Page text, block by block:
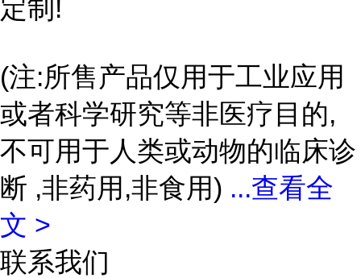
定制!
(注:所售产品仅用于工业应用
或者科学研究等非医疗目的,
不可用于人类或动物的临床诊
断 ,非药用,非食用) ...查看全
文 >
联系我们